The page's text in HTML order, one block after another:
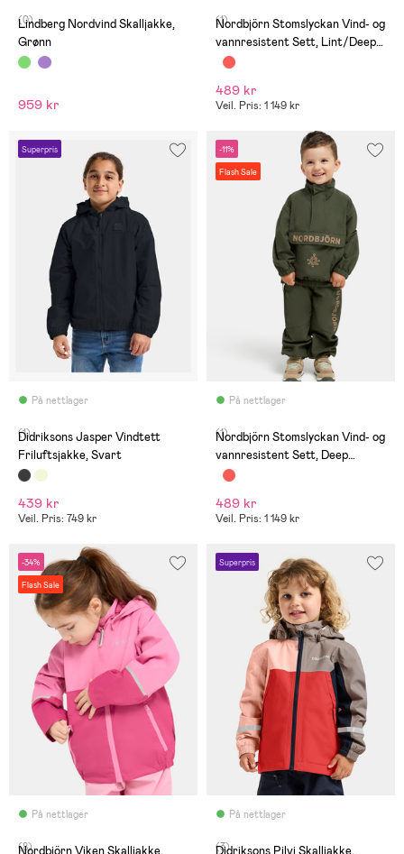
(0)
Lindberg Nordvind Skalljakke,
Grønn
959 kr
(1)
Nordbjörn Stomslyckan Vind- og
vannresistent Sett, Lint/Deep
Depths
489 kr
Veil. Pris: 1 149 kr
Superpris
På nettlager
(1)
Didriksons Jasper Vindtett
Friluftsjakke, Svart
439 kr
Veil. Pris: 749 kr
-11%
Flash Sale
På nettlager
(1)
Nordbjörn Stomslyckan Vind- og
vannresistent Sett, Deep
Depths
489 kr
Veil. Pris: 1 149 kr
-34%
Flash Sale
På nettlager
(8)
Nordbjörn Viken Skalljakke,
Superpris
På nettlager
(3)
Didriksons Pilvi Skalljakke,